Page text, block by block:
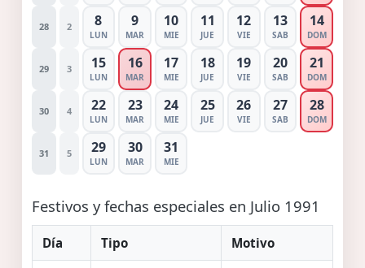
28 2 8
LUN
9
MAR
10
MIE
11
JUE
12
VIE
13
SAB
14
DOM
29 3 15
LUN
16
MAR
17
MIE
18
JUE
19
VIE
20
SAB
21
DOM
30 4 22
LUN
23
MAR
24
MIE
25
JUE
26
VIE
27
SAB
28
DOM
31 5 29
LUN
30
MAR
31
MIE
Festivos y fechas especiales en Julio 1991
Día Tipo Motivo